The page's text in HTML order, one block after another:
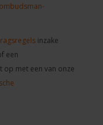
inzake
een
op met een van onze